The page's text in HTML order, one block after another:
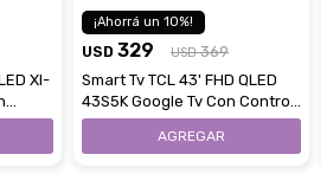
XI-
10
USD 329 USD 369
Smart Tv TCL 43' FHD QLED
43S5K Google Tv Con Control
Remoto